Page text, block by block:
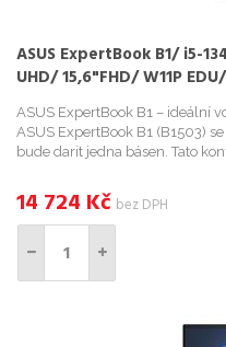
ASUS ExpertBook B1/ i5-
UHD/ 15,6"FHD/ W11P
ASUS ExpertBook B1 – ideální
ASUS ExpertBook B1 (B1503)
bude darit jedna básen. Tato
14 724 Kč bez DPH